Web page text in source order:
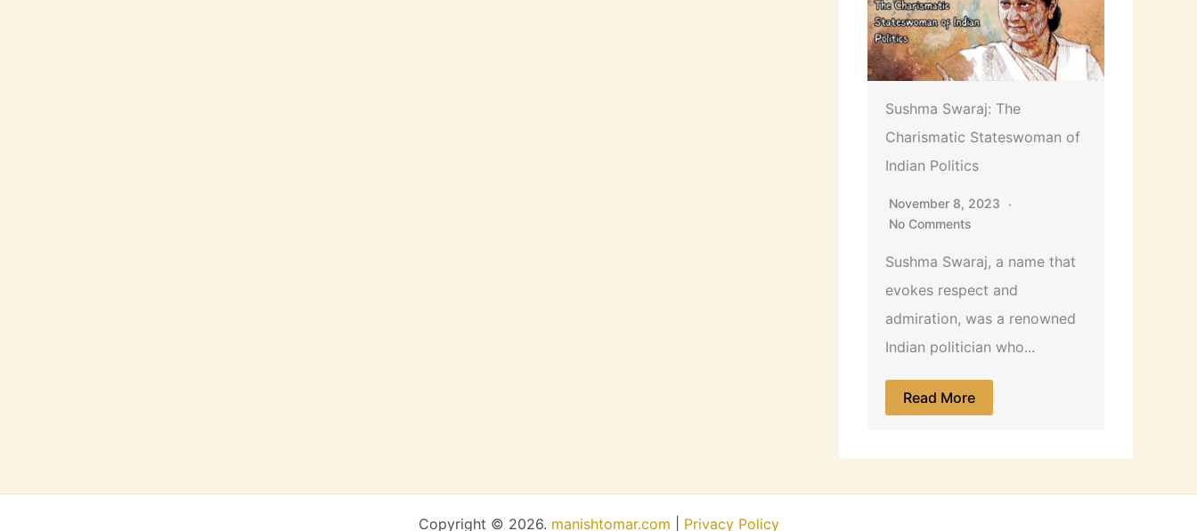
Sushma Swaraj: The
Charismatic Stateswoman of
Indian Politics
November 8, 2023
No Comments
Sushma Swaraj, a name that
evokes respect and
admiration, was a renowned
Indian politician who...
Read More
Copyright © 2026. manishtomar.com Privacy Policy